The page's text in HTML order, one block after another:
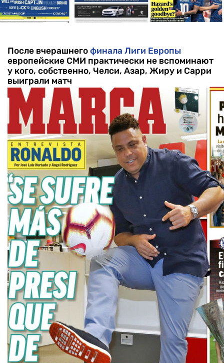
После вчерашнего финала Лиги Европы
европейские СМИ практически не вспоминают
у кого, собственно, Челси, Азар, Жиру и Сарри
выиграли матч